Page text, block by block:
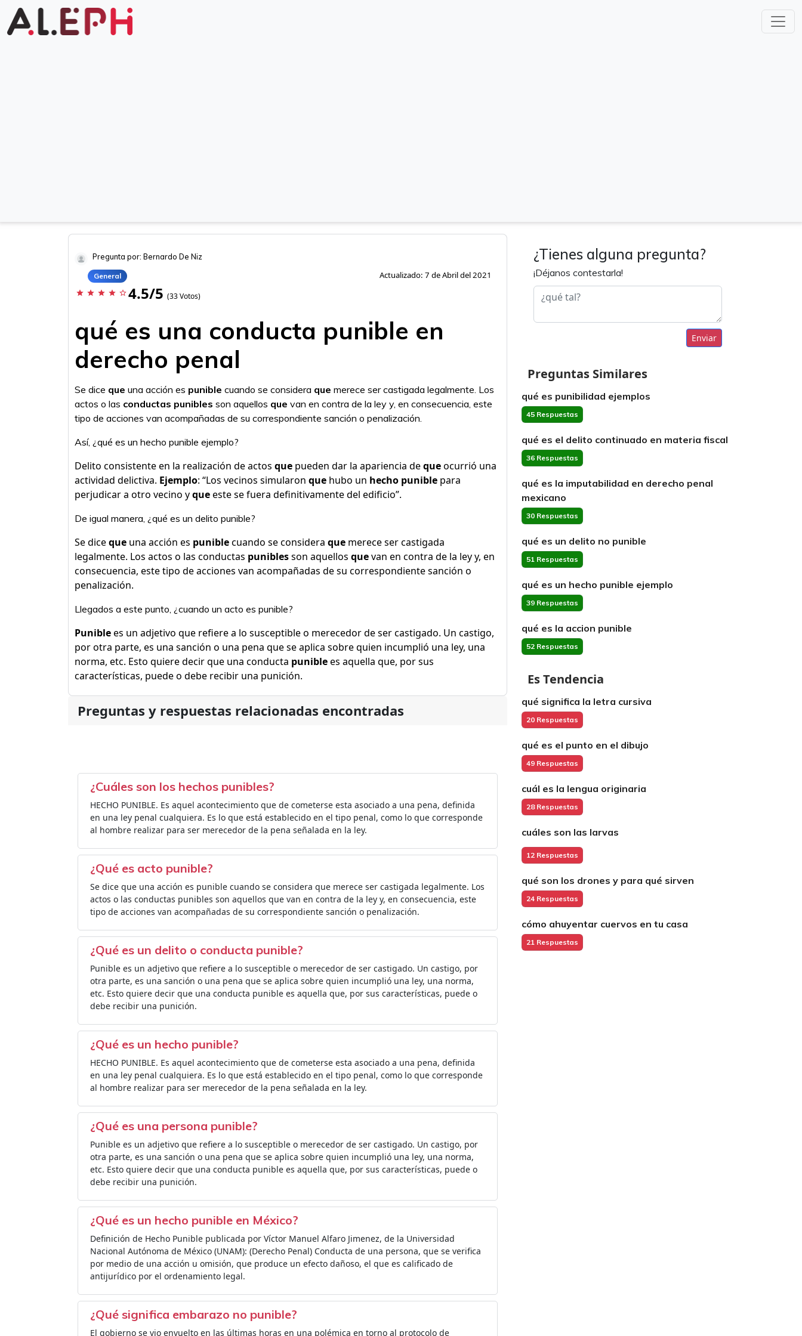
Pregunta por: Bernardo De Niz
General Actualizado: 7 de Abril del 2021
star star star star star_border 4.5/5 (33 Votos)
qué es una conducta punible en
derecho penal
Se dice que una acción es punible cuando se considera que merece ser castigada legalmente. Los
actos o las conductas punibles son aquellos que van en contra de la ley y, en consecuencia, este
tipo de acciones van acompañadas de su correspondiente sanción o penalización.
Así, ¿qué es un hecho punible ejemplo?
Delito consistente en la realización de actos que pueden dar la apariencia dequeocurrió una
actividad delictiva. Ejemplo: “Los vecinos simularon que hubo un hecho punible para
perjudicar a otro vecino yqueeste se fuera definitivamente del edificio”.
De igual manera, ¿qué es un delito punible?
Se diceque una acción es puniblecuando se considera que merece ser castigada
legalmente. Los actos o las conductas puniblesson aquellos quevan en contra de la ley y, en
consecuencia, este tipo de acciones van acompañadas de su correspondiente sanción o
penalización.
Llegados a este punto, ¿cuando un acto es punible?
Puniblees un adjetivo que refiere a lo susceptible o merecedor de ser castigado. Un castigo,
por otra parte, es una sanción o una pena que se aplica sobre quien incumplió una ley, una
norma, etc. Esto quiere decir que una conducta puniblees aquella que, por sus
características, puede o debe recibir una punición.
Preguntas y respuestas relacionadas encontradas
¿Cuáles son los hechos punibles?
HECHO PUNIBLE. Es aquel acontecimiento que de cometerse esta asociado a una pena, definida
en una ley penal cualquiera. Es lo que está establecido en el tipo penal, como lo que corresponde
al hombre realizar para ser merecedor de la pena señalada en la ley.
¿Qué es acto punible?
Se dice que una acción es punible cuando se considera que merece ser castigada legalmente. Los
actos o las conductas punibles son aquellos que van en contra de la ley y, en consecuencia, este
tipo de acciones van acompañadas de su correspondiente sanción o penalización.
¿Qué es un delito o conducta punible?
Punible es un adjetivo que refiere a lo susceptible o merecedor de ser castigado. Un castigo, por
otra parte, es una sanción o una pena que se aplica sobre quien incumplió una ley, una norma,
etc. Esto quiere decir que una conducta punible es aquella que, por sus características, puede o
debe recibir una punición.
¿Qué es un hecho punible?
HECHO PUNIBLE. Es aquel acontecimiento que de cometerse esta asociado a una pena, definida
en una ley penal cualquiera. Es lo que está establecido en el tipo penal, como lo que corresponde
al hombre realizar para ser merecedor de la pena señalada en la ley.
¿Qué es una persona punible?
Punible es un adjetivo que refiere a lo susceptible o merecedor de ser castigado. Un castigo, por
otra parte, es una sanción o una pena que se aplica sobre quien incumplió una ley, una norma,
etc. Esto quiere decir que una conducta punible es aquella que, por sus características, puede o
debe recibir una punición.
¿Qué es un hecho punible en México?
Definición de Hecho Punible publicada por Víctor Manuel Alfaro Jimenez, de la Universidad
Nacional Autónoma de México (UNAM): (Derecho Penal) Conducta de una persona, que se verifica
por medio de una acción u omisión, que produce un efecto dañoso, el que es calificado de
antijurídico por el ordenamiento legal.
¿Qué significa embarazo no punible?
El gobierno se vio envuelto en las últimas horas en una polémica en torno al protocolo de
¿Tienes alguna pregunta?
¡Déjanos contestarla!
Enviar
Preguntas Similares
qué es punibilidad ejemplos
45 Respuestas
qué es el delito continuado en materia fiscal
36 Respuestas
qué es la imputabilidad en derecho penal
mexicano
30 Respuestas
qué es un delito no punible
51 Respuestas
qué es un hecho punible ejemplo
39 Respuestas
qué es la accion punible
52 Respuestas
Es Tendencia
qué significa la letra cursiva
20 Respuestas
qué es el punto en el dibujo
49 Respuestas
cuál es la lengua originaria
28 Respuestas
cuáles son las larvas
12 Respuestas
qué son los drones y para qué sirven
24 Respuestas
cómo ahuyentar cuervos en tu casa
21 Respuestas